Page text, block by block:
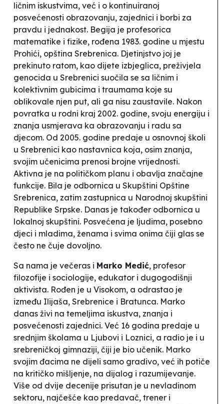
ličnim iskustvima, već i o kontinuiranoj
posvećenosti obrazovanju, zajednici i borbi za
pravdu i jednakost. Begija je profesorica
matematike i fizike, rođena 1983. godine u mjestu
Prohići, opština Srebrenica. Djetinjstvo joj je
prekinuto ratom, kao dijete izbjeglica, preživjela
genocida u Srebrenici suočila se sa ličnim i
kolektivnim gubicima i traumama koje su
oblikovale njen put, ali ga nisu zaustavile. Nakon
povratka u rodni kraj 2002. godine, svoju energiju i
znanja usmjerava ka obrazovanju i radu sa
djecom. Od 2005. godine predaje u osnovnoj školi
u Srebrenici kao nastavnica koja, osim znanja,
svojim učenicima prenosi brojne vrijednosti.
Aktivna je na političkom planu i obavlja značajne
funkcije. Bila je odbornica u Skupštini Opštine
Srebrenica, zatim zastupnica u Narodnoj skupštini
Republike Srpske. Danas je također odbornica u
lokalnoj skupštini. Posvećena je ljudima, posebno
djeci i mladima, ženama i svima onima čiji glas se
često ne čuje dovoljno.
Sa nama je večeras i Marko Medić, profesor
filozofije i sociologije, edukator i dugogodišnji
aktivista. Rođen je u Visokom, a odrastao je
između Ilijaša, Srebrenice i Bratunca. Marko
danas živi na temeljima iskustva, znanja i
posvećenosti zajednici. Već 16 godina predaje u
srednjim školama u Ljubovi i Loznici, a radio je i u
srebreničkoj gimnaziji, čiji je bio učenik. Marko
svojim đacima ne dijeli samo gradivo, već ih potiče
na kritičko mišljenje, na dijalog i razumijevanje.
Više od dvije decenije prisutan je u nevladinom
sektoru, najčešće kao predavač, trener i